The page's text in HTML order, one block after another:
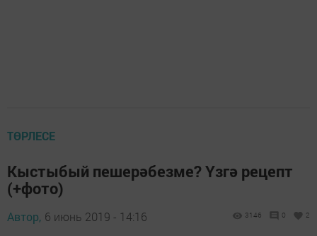
ТӨРЛЕСЕ
Кыстыбый пешерәбезме? Үзгә рецепт
(+фото)
Автор, 6 июнь 2019 - 14:16 3146 0 2